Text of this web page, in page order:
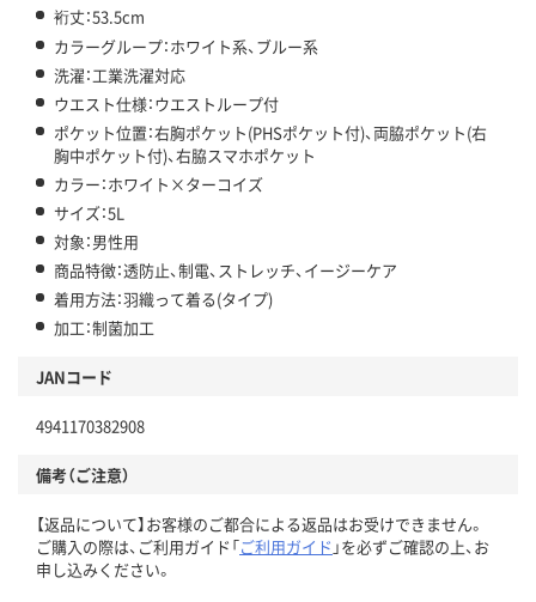
裄丈：53.5cm
カラーグループ：ホワイト系、ブルー系
洗濯：工業洗濯対応
ウエスト仕様：ウエストループ付
ポケット位置：右胸ポケット(PHSポケット付)、両脇ポケット(右
胸中ポケット付)、右脇スマホポケット
カラー：ホワイト×ターコイズ
サイズ：5L
対象：男性用
商品特徴：透防止、制電、ストレッチ、イージーケア
着用方法：羽織って着る(タイプ)
加工：制菌加工
JANコード
4941170382908
備考（ご注意）
【返品について】お客様のご都合による返品はお受けできません。
ご購入の際は、ご利用ガイド「ご利用ガイド 」を必ずご確認の上、お
申し込みください。